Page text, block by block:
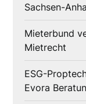
Sachsen-
Mieterbund
Mietrecht
ESG-
Evora